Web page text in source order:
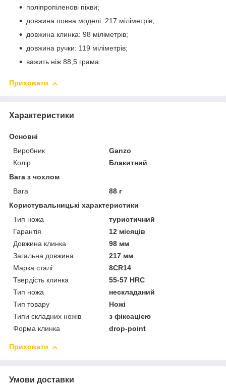
поліпропіленові піхви;
довжина повна моделі: 217 міліметрів;
довжина клинка: 98 міліметрів;
довжина ручки: 119 міліметрів;
важить ніж 88,5 грама.
Приховати
Характеристики
Основні
Виробник
Ganzo
Колір
Блакитний
Вага з чохлом
Вага
88 г
Користувальницькі характеристики
Тип ножа
туристичний
Гарантія
12 місяців
Довжина клинка
98 мм
Загальна довжина
217 мм
Марка сталі
8CR14
Твердість клинка
55-57 HRC
Тип ножа
нескладаний
Тип товару
Ножі
Типи складних ножів
з фіксацією
Форма клинка
drop-point
Приховати
Умови доставки